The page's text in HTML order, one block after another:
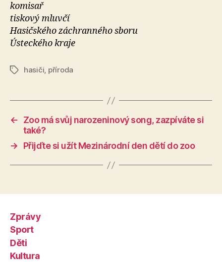
komisař
tiskový mluvčí
Hasičského záchranného sboru
Ústeckého kraje
Štítkyhasiči, příroda
←
Zoo má svůj narozeninový song, zazpíváte si
také?
→
Přijďte si užít Mezinárodní den dětí do zoo
Zprávy
Sport
Děti
Kultura